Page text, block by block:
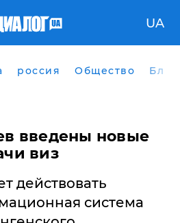
UA
россия Общество
введены новые
виз
действовать
система